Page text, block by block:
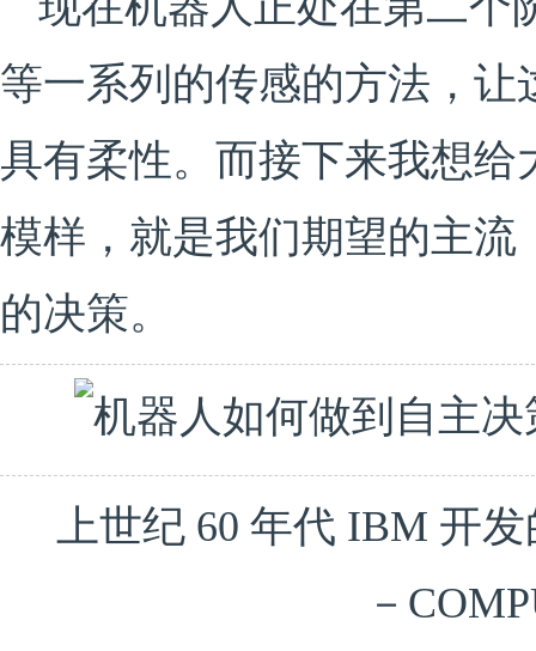
等一系列的传感的方法，
具有柔性。而接下来我想
模样，就是我们期望的主
的决策。
上世纪 60 年代 IBM 开
－